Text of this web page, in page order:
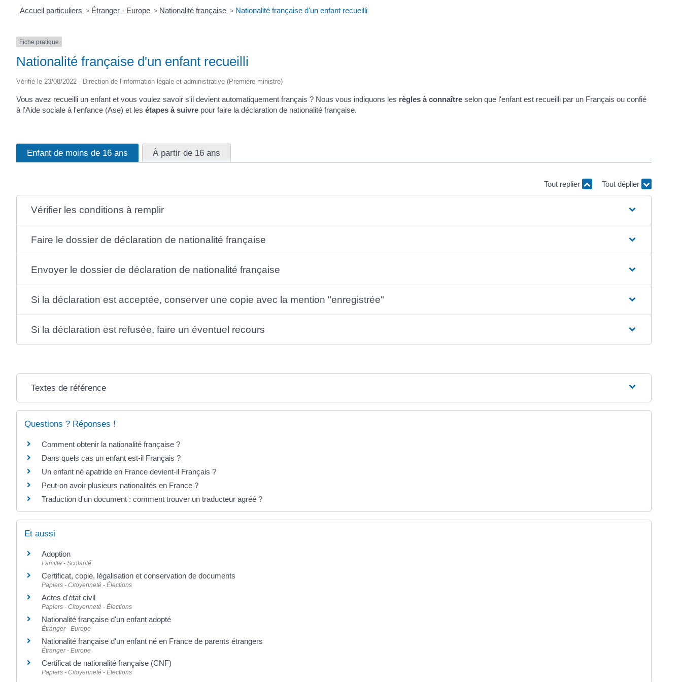
Accueil particuliers > Étranger - Europe > Nationalité française > Nationalité française d'un enfant recueilli
Fiche pratique
Nationalité française d'un enfant recueilli
Vérifié le 23/08/2022 - Direction de l'information légale et administrative (Première ministre)
Vous avez recueilli un enfant et vous voulez savoir s'il devient automatiquement français ? Nous vous indiquons les règles à connaître selon que l'enfant est recueilli par un Français ou confié
à l'Aide sociale à l'enfance (Ase) et les étapes à suivre pour faire la déclaration de nationalité française.
Enfant de moins de 16 ans À partir de 16 ans
Tout replier Tout déplier
Vérifier les conditions à remplir
Faire le dossier de déclaration de nationalité française
Envoyer le dossier de déclaration de nationalité française
Si la déclaration est acceptée, conserver une copie avec la mention "enregistrée"
Si la déclaration est refusée, faire un éventuel recours
Textes de référence
Questions ? Réponses !
Comment obtenir la nationalité française ?
Dans quels cas un enfant est-il Français ?
Un enfant né apatride en France devient-il Français ?
Peut-on avoir plusieurs nationalités en France ?
Traduction d'un document : comment trouver un traducteur agréé ?
Et aussi
Adoption
Famille - Scolarité
Certificat, copie, légalisation et conservation de documents
Papiers - Citoyenneté - Élections
Actes d'état civil
Papiers - Citoyenneté - Élections
Nationalité française d'un enfant adopté
Étranger - Europe
Nationalité française d'un enfant né en France de parents étrangers
Étranger - Europe
Certificat de nationalité française (CNF)
Papiers - Citoyenneté - Élections